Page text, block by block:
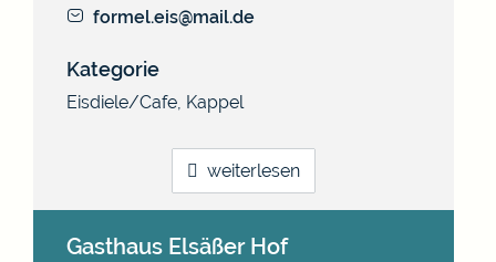
formel.eis@mail.de
Kategorie
Eisdiele/Cafe, Kappel
weiterlesen
Gasthaus Elsäßer Hof